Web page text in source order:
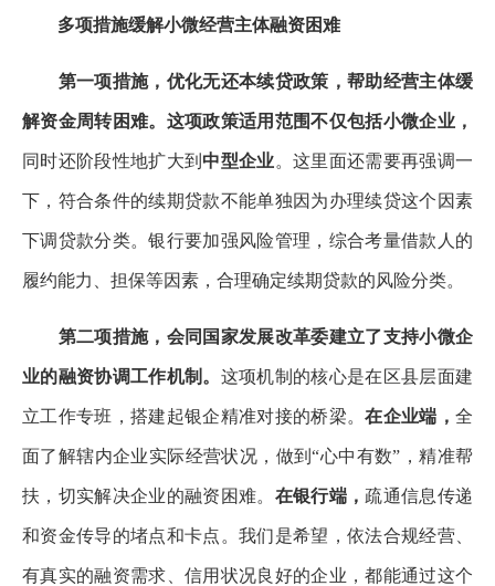
多项措施缓解小微经营主体融资困难
第一项措施，优化无还本续贷政策，帮助经营主体缓
解资金周转困难。这项政策适用范围不仅包括小微企业，
同时还阶段性地扩大到 中型企业。这里面还需要再强调一
下，符合条件的续期贷款不能单独因为办理续贷这个因素
下调贷款分类。银行要加强风险管理，综合考量借款人的
履约能力、担保等因素，合理确定续期贷款的风险分类。
第二项措施，会同国家发展改革委建立了支持小微企
业的融资协调工作机制。 这项机制的核心是在区县层面建
立工作专班，搭建起银企精准对接的桥梁。在企业端，全
面了解辖内企业实际经营状况，做到“心中有数”，精准帮
扶，切实解决企业的融资困难。 在银行端， 疏通信息传递
和资金传导的堵点和卡点。我们是希望，依法合规经营、
有真实的融资需求、信用状况良好的企业，都能通过这个